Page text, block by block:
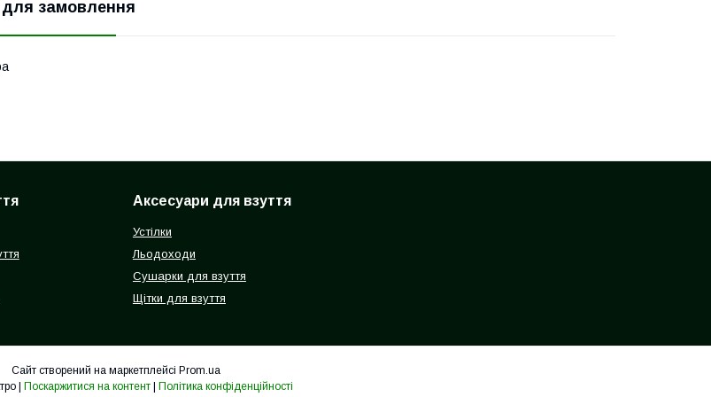
для замовлення
Аксесуари для взуття
Устілки
Льодоходи
Сушарки для взуття
Щітки для взуття
Сайт створений на маркетплейсі Prom.ua
Поскаржитися на контент
Політика конфіденційності